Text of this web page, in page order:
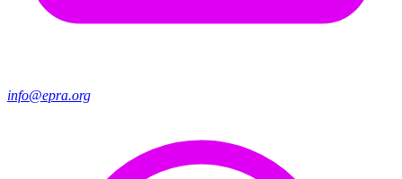
info@epra.org